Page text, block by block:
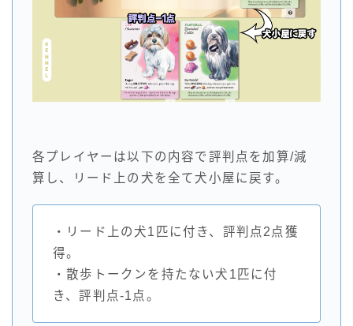
各プレイヤーは以下の内容で評判点を加算/減
算し、リード上の犬を全て犬小屋に戻す。
・リード上の犬1匹に付き、評判点2点獲
得。
・散歩トークンを持たない犬1匹に付
き、評判点-1点。